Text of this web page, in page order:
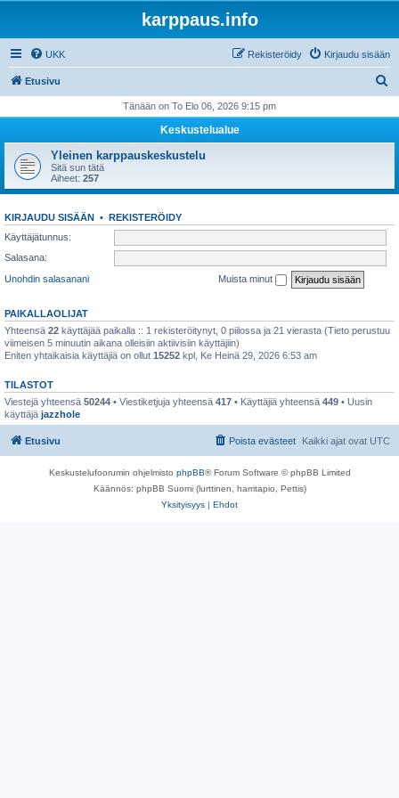
karppaus.info
UKK Kirjaudu sisään
Rekisteröidy
Etusivu
i
Tänään on To Elo 06, 2026 9:15 pm
Keskustelualue
Yleinen karppauskeskustelu
Sitä sun tätä
Aiheet: 257
KIRJAUDU SISÄÄN • REKISTERÖIDY
Käyttäjätunnus:
Salasana:
Unohdin salasanani
Muista minut
PAIKALLAOLIJAT
Yhteensä 22 käyttäjää paikalla :: 1 rekisteröitynyt, 0 piilossa ja 21 vierasta (Tieto perustuu
viimeisen 5 minuutin aikana olleisiin aktiivisiin käyttäjiin)
Eniten yhtaikaisia käyttäjiä on ollut 15252 kpl, Ke Heinä 29, 2026 6:53 am
TILASTOT
Viestejä yhteensä 50244 • Viestiketjuja yhteensä 417 • Käyttäjiä yhteensä 449 • Uusin
käyttäjä jazzhole
Etusivu Kaikki ajat ovat UTC
Poista evästeet
Keskustelufoorumin ohjelmisto phpBB® Forum Software © phpBB Limited
Käännös: phpBB Suomi (lurttinen, harritapio, Pettis)
Yksityisyys | Ehdot